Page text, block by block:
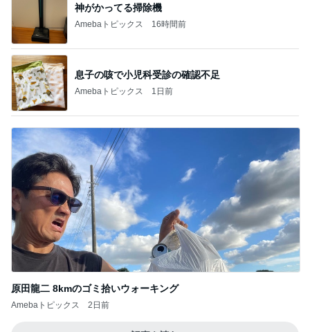
神がかってる掃除機
Amebaトピックス 16時間前
息子の咳で小児科受診の確認不足
Amebaトピックス 1日前
原田龍二 8kmのゴミ拾いウォーキング
Amebaトピックス 2日前